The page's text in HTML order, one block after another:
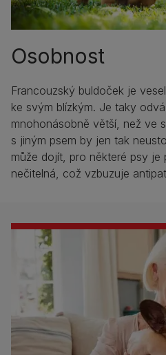
Osobnost
Francouzský buldoček je
ke svým blízkým. Je taky
mnohonásobně větší, než ve
s jiným psem by jen tak
může dojít, pro některé psy je
nečitelná, což vzbuzuje